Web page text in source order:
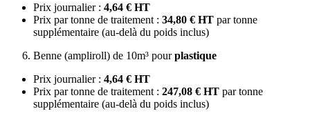
Prix journalier : 4,64 € HT
Prix par tonne de traitement : 34,80 € HT par tonne
supplémentaire (au-delà du poids inclus)
Benne (ampliroll) de 10m³ pourplastique
Prix journalier : 4,64 € HT
Prix par tonne de traitement : 247,08 € HT par tonne
supplémentaire (au-delà du poids inclus)